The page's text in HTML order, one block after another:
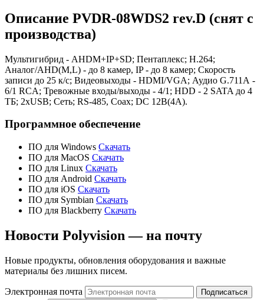
Описание PVDR-08WDS2 rev.D (снят с
производства)
Мультигибрид - AHDM+IP+SD; Пентаплекс; H.264;
Аналог/AHD(M,L) - до 8 камер, IP - до 8 камер; Скорость
записи до 25 к/с; Видеовыходы - HDMI/VGA; Аудио G.711А -
6/1 RCA; Тревожные входы/выходы - 4/1; HDD - 2 SATA до 4
ТБ; 2xUSB; Сеть; RS-485, Coax; DC 12В(4А).
Программное обеспечение
ПО для Windows Скачать
ПО для MacOS Скачать
ПО для Linux Скачать
ПО для Android Скачать
ПО для iOS Скачать
ПО для Symbian Скачать
ПО для Blackberry Скачать
Новости Polyvision — на почту
Новые продукты, обновления оборудования и важные
материалы без лишних писем.
Электронная почта Подписаться